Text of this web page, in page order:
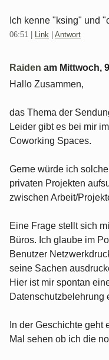
Ich kenne "ksing" und
06:51 Link Antwort
Raiden am Mittwoch,
Hallo Zusammen,
das Thema der
Leider gibt es bei mir
Coworking Spaces.
Gerne würde ich
privaten Projekten
zwischen Arbeit/
Eine Frage stellt sich
Büros. Ich glaube im
Benutzer
seine Sachen
Hier ist mir spontan
Datenschutzbelehrung
In der Geschichte geht
Mal sehen ob ich die